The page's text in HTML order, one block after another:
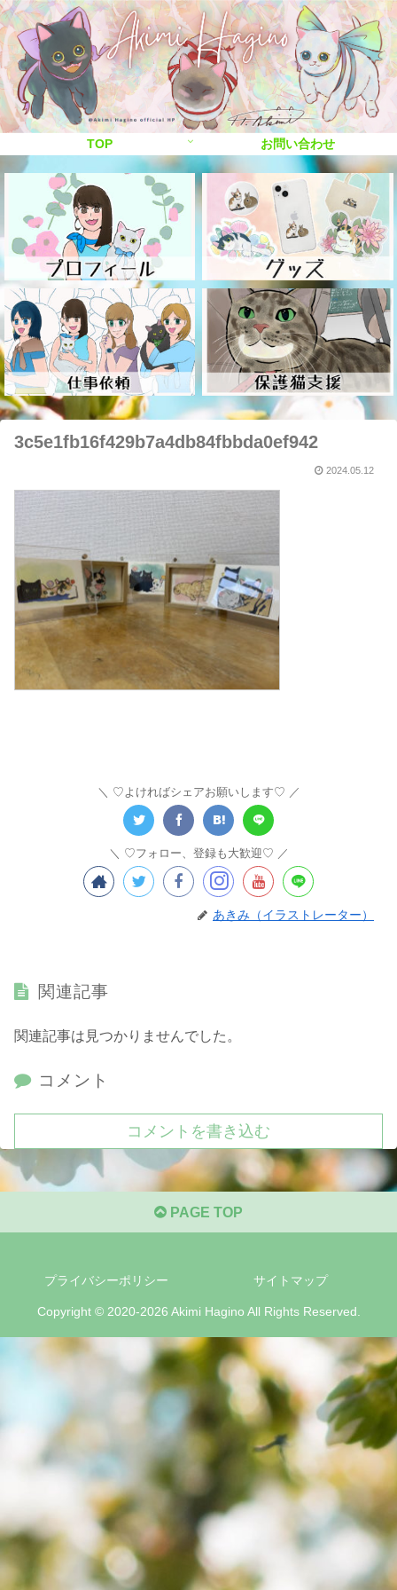
TOP お問い合わせ
3c5e1fb16f429b7a4db84fbbda0ef942
2024.05.12
♡よければシェアお願いします♡
♡フォロー、登録も大歓迎♡
あきみ（イラストレーター）
関連記事
関連記事は見つかりませんでした。
コメント
コメントを書き込む
PAGE TOP
プライバシーポリシー サイトマップ
Copyright © 2020-2026 Akimi Hagino All Rights Reserved.